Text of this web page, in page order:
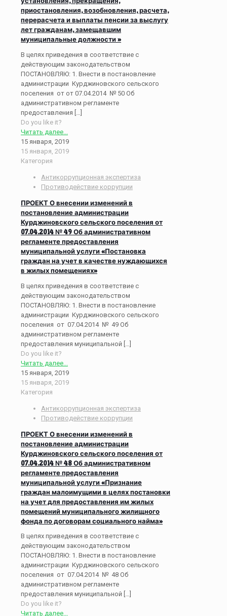
приостановления, возобновления, расчета,
перерасчета и выплаты пенсии за выслугу
лет гражданам, замещавшим
муниципальные должности »
В целях приведения в соответствие с
действующим законодательством
ПОСТАНОВЛЯЮ: 1. Внести в постановление
администрации Курджиновского сельского
поселения от от 07.04.2014 № 50 Об
административном регламенте
предоставления
Do you like it?
Читать далее...
15 января, 2019
15 января, 2019
Категория
Антикоррупционная экспертиза
Противодействие коррупции
ПРОЕКТ О внесении изменений в
постановление администрации
Курджиновского сельского поселения от
07.04.2014 № 49 Об административном
регламенте предоставления
муниципальной услуги «Постановка
граждан на учет в качестве нуждающихся
в жилых помещениях»
В целях приведения в соответствие с
действующим законодательством
ПОСТАНОВЛЯЮ: 1. Внести в постановление
администрации Курджиновского сельского
поселения от 07.04.2014 № 49 Об
административном регламенте
предоставления муниципальной […]
Do you like it?
Читать далее...
15 января, 2019
15 января, 2019
Категория
Антикоррупционная экспертиза
Противодействие коррупции
ПРОЕКТ О внесении изменений в
постановление администрации
Курджиновского сельского поселения от
07.04.2014 № 48 Об административном
регламенте предоставления
муниципальной услуги «Признание
граждан малоимущими в целях постановки
на учет для предоставления им жилых
помещений муниципального жилищного
фонда по договорам социального найма»
В целях приведения в соответствие с
действующим законодательством
ПОСТАНОВЛЯЮ: 1. Внести в постановление
администрации Курджиновского сельского
поселения от 07.04.2014 № 48 Об
административном регламенте
предоставления муниципальной […]
Do you like it?
Читать далее...